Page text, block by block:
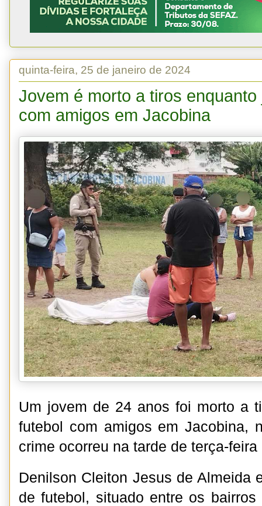
quinta-feira, 25 de janeiro de 2024
Jovem é morto a tiros
com amigos em Jacobina
Um jovem de 24 anos foi morto a
futebol com amigos em Jacobina,
crime ocorreu na tarde de terça-feira
Denilson Cleiton Jesus de Almeida
de futebol, situado entre os